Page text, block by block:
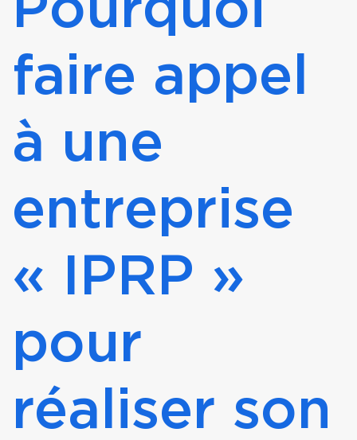
faire appel
à une
entreprise
« IPRP »
pour
réaliser son